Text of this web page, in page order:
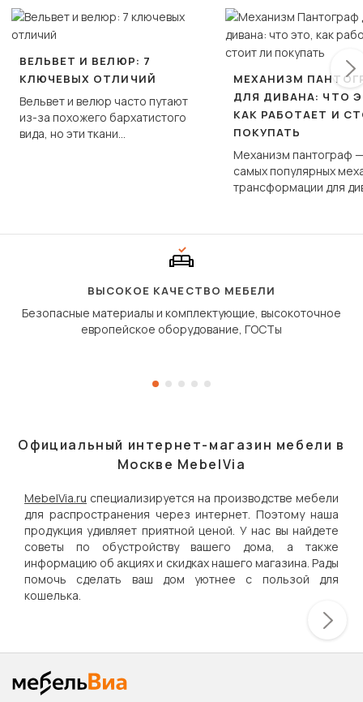
ВЕЛЬВЕТ И ВЕЛЮР: 7
КЛЮЧЕВЫХ ОТЛИЧИЙ
Вельвет и велюр часто путают
из-за похожего бархатистого
вида, но эти ткани
МЕХАНИЗМ
ДЛЯ ДИВАНА: ЧТО
КАК РАБОТАЕТ И
ПОКУПАТЬ
Механизм пантограф
самых популярных
трансформации для
сиденье не
дугообразной
ВЫСОКОЕ КАЧЕСТВО МЕБЕЛИ
Безопасные материалы и комплектующие, высокоточное
европейское оборудование, ГОСТы
Официальный интернет-магазин мебели в
Москве MebelVia
MebelVia.ru специализируется на производстве мебели
для распространения через интернет. Поэтому наша
продукция удивляет приятной ценой. У нас вы найдете
советы по обустройству вашего дома, а также
информацию об акциях и скидках нашего магазина. Рады
помочь сделать ваш дом уютнее с пользой для
кошелька.